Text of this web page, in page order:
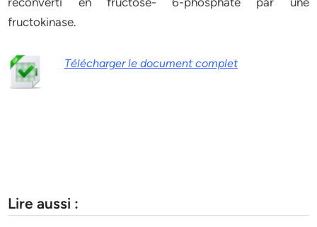
fructokinase.
Télécharger le document complet
Lire aussi :